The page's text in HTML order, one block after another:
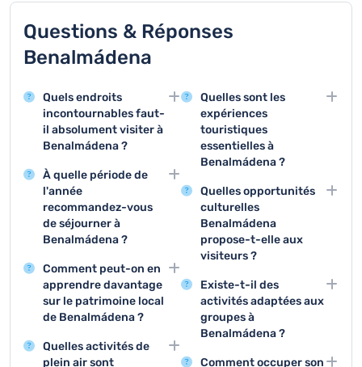
Questions & Réponses
Benalmádena
Quels endroits
incontournables faut-
il absolument visiter à
Benalmádena ?
Benalmádena offre des
sites touristiques
exceptionnels comme le
Château de Bil-Bil, le
Port de Benalmádena et
Monte Calamorro qui
proposent des
expériences uniques
aux visiteurs.
À quelle période de
l'année
recommandez-vous
de séjourner à
Benalmádena ?
Le printemps et
l'automne sont les
saisons idéales pour
visiter Benalmádena,
agréables et moins de
touristes qu'en haute
Comment peut-on en
apprendre davantage
sur le patrimoine local
de Benalmádena ?
Le Musée Arqueológico
et le Centre Historique
Quelles activités de
plein air sont
Quelles sont les
expériences
touristiques
essentielles à
Benalmádena ?
Les trois activités
principales sont la visite
du Port de
Benalmádena,
l'ascension du
Calamorro et la
découverte du centre
historique.
Quelles opportunités
culturelles
Benalmádena
propose-t-elle aux
visiteurs ?
Le Château de Bil-Bil, le
Musée Arqueológico et
les festivals
traditionnels offrent une
culture andalouse.
Existe-t-il des
activités adaptées aux
groupes à
Benalmádena ?
Les visites guidées du
Comment occuper son